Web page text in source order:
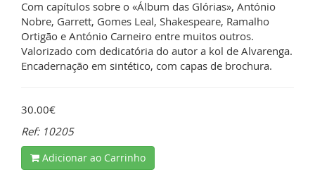
Com capítulos sobre o «Álbum das Glórias», António
Nobre, Garrett, Gomes Leal, Shakespeare, Ramalho
Ortigão e António Carneiro entre muitos outros.
Valorizado com dedicatória do autor a kol de Alvarenga.
Encadernação em sintético, com capas de brochura.
30.00€
Ref: 10205
Adicionar ao Carrinho